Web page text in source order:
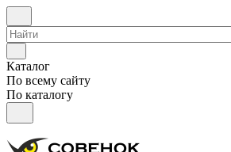
Каталог
По всему сайту
По каталогу